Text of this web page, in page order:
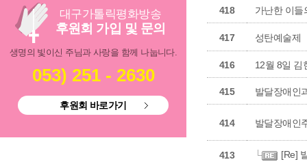
대구가톨릭평화방송
후원회 가입 및 문의
생명의 빛이신 주님과 사랑을 함께 나눕니다.
053) 251 - 2630
후원회 바로가기
418 가난한 이들
417 성탄예술제
416 12월 8일 김
415 발달장애인
414 발달장애인
413 [Re]